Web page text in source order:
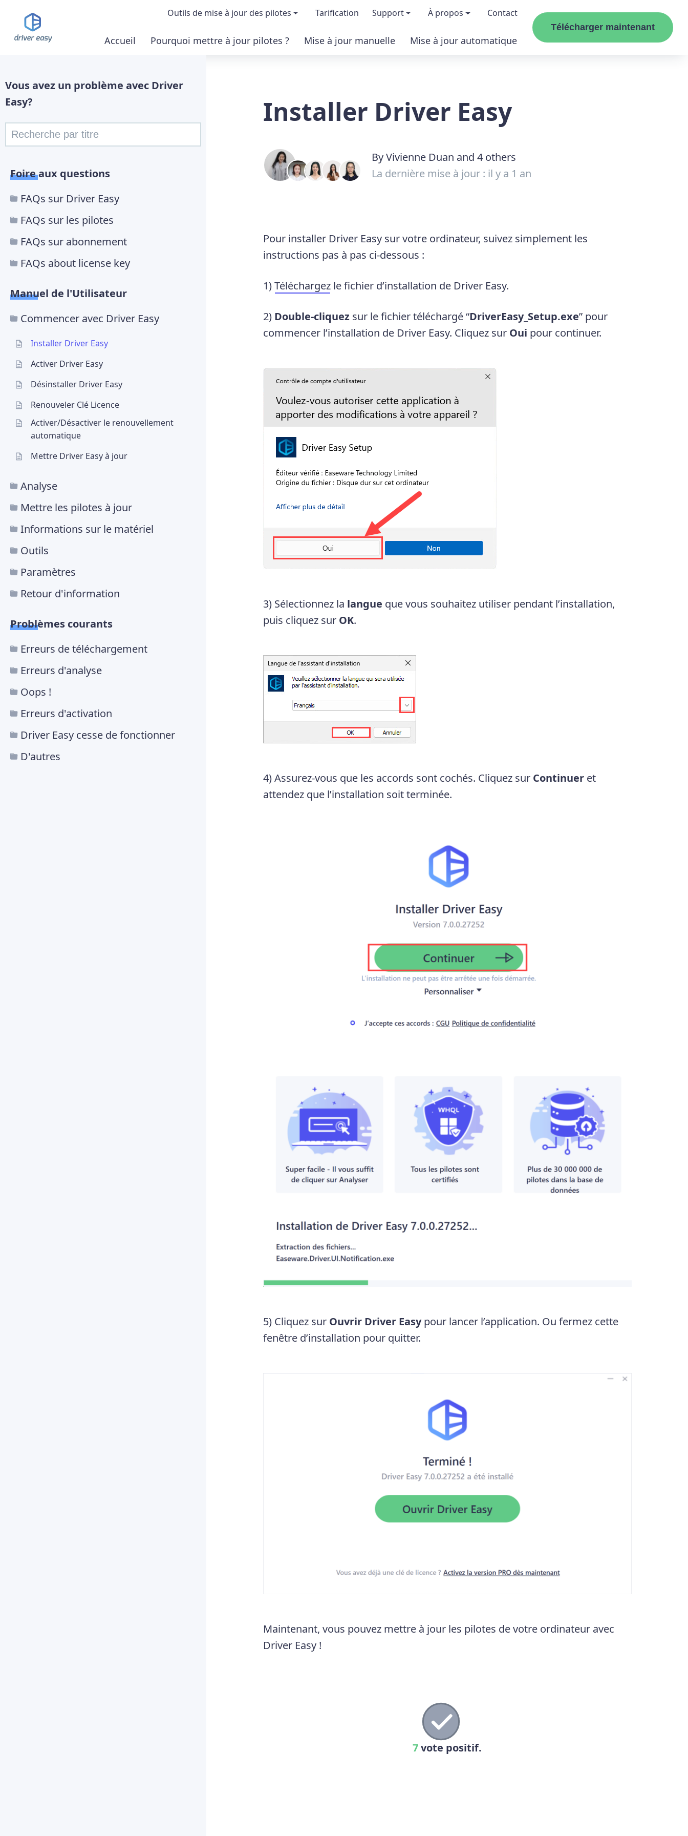
Outils de mise à jour des pilotes
Démonstration & fonctionnalités
Acheter la version pro
Tarification Support
Base de connaissances Windows
À propos
À propos de nous
Presse
Contact
Accueil Pourquoi mettre à jour pilotes ? Mise à jour manuelle Mise à jour automatique
Télécharger maintenant
Vous avez un problème avec Driver
Easy?
Foire aux questions
FAQs sur Driver Easy
FAQs sur les pilotes
FAQs sur abonnement
FAQs about license key
Manuel de l'Utilisateur
Commencer avec Driver Easy
Installer Driver Easy
Activer Driver Easy
Désinstaller Driver Easy
Renouveler Clé Licence
Activer/Désactiver le renouvellement
automatique
Mettre Driver Easy à jour
Analyse
Mettre les pilotes à jour
Informations sur le matériel
Outils
Paramètres
Retour d'information
Problèmes courants
Erreurs de téléchargement
Erreurs d'analyse
Oops !
Erreurs d'activation
Driver Easy cesse de fonctionner
D'autres
Installer Driver Easy
By Vivienne Duan and 4 others
La dernière mise à jour : il y a 1 an
Pour installer Driver Easy sur votre ordinateur, suivez simplement les
instructions pas à pas ci-dessous :
1)Téléchargezle fichier d’installation de Driver Easy.
2) Double-cliquezsur le fichier téléchargé “DriverEasy_Setup.exe” pour
commencer l’installation de Driver Easy. Cliquez sur Oui pour continuer.
3) Sélectionnez la langue que vous souhaitez utiliser pendant l’installation,
puis cliquez sur OK.
4) Assurez-vous que les accords sont cochés. Cliquez sur Continueret
attendez que l’installation soit terminée.
5) Cliquez sur Ouvrir Driver Easypour lancer l’application. Ou fermez cette
fenêtre d’installation pour quitter.
Maintenant, vous pouvez mettre à jour les pilotes de votre ordinateur avec
Driver Easy !
7vote positif.